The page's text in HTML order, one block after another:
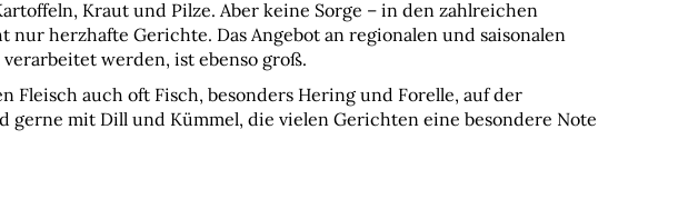
Kraut und Pilze. Aber keine Sorge – in den zahlreichen
nur herzhafte Gerichte. Das Angebot an regionalen und saisonalen
werden, ist ebenso groß.
Fleisch auch oft Fisch, besonders Hering und Forelle, auf der
gerne mit Dill und Kümmel, die vielen Gerichten eine besondere Note